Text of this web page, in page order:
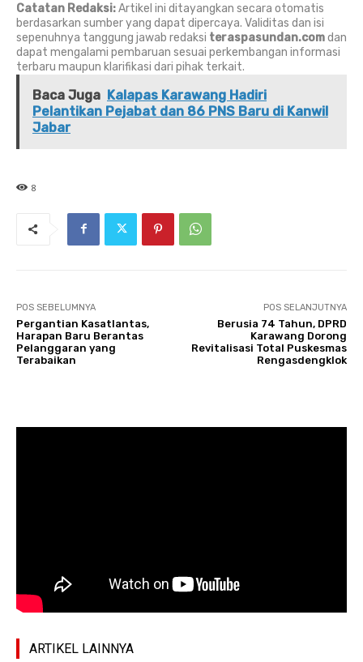
Catatan Redaksi:Artikel ini ditayangkan secara otomatis
berdasarkan sumber yang dapat dipercaya. Validitas dan isi
sepenuhnya tanggung jawab redaksi teraspasundan.comdan
dapat mengalami pembaruan sesuai perkembangan informasi
terbaru maupun klarifikasi dari pihak terkait.
Baca Juga Kalapas Karawang Hadiri
Pelantikan Pejabat dan 86 PNS Baru di Kanwil
Jabar
8
POS SEBELUMNYA
Pergantian Kasatlantas,
Harapan Baru Berantas
Pelanggaran yang
Terabaikan
POS SELANJUTNYA
Berusia 74 Tahun, DPRD
Karawang Dorong
Revitalisasi Total Puskesmas
Rengasdengklok
ARTIKEL LAINNYA